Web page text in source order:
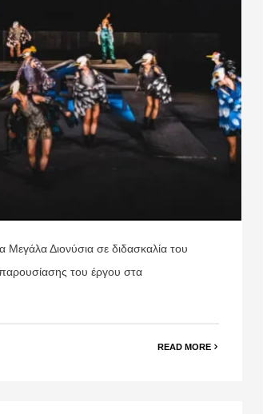
Διονύσια σε διδασκαλία του
του έργου στα
READ MORE